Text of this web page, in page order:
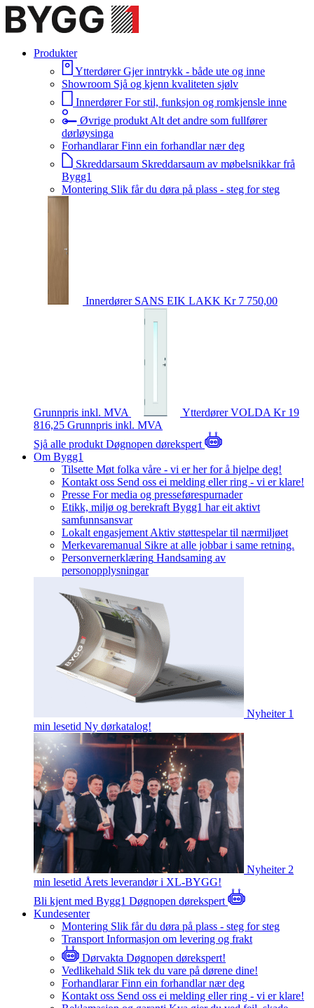
Produkter
Ytterdører Gjer inntrykk - både ute og inne
Showroom Sjå og kjenn kvaliteten sjølv
Innerdører For stil, funksjon og romkjensle inne
Øvrige produkt Alt det andre som fullfører
dørløysinga
Forhandlarar Finn ein forhandlar nær deg
Skreddarsaum Skreddarsaum av møbelsnikkar frå
Bygg1
Montering Slik får du døra på plass - steg for steg
Innerdører SANS EIK LAKK Kr 7 750,00
Grunnpris inkl. MVA YtterdørerVOLDA Kr 19
816,25 Grunnpris inkl. MVA
Sjå alle produkt Døgnopen dørekspert
Om Bygg1
Tilsette Møt folka våre - vi er her for å hjelpe deg!
Kontakt oss Send oss ei melding eller ring - vi er klare!
Presse For media og presseførespurnader
Etikk, miljø og berekraft Bygg1 har eit aktivt
samfunnsansvar
Lokalt engasjement Aktiv støttespelar til nærmiljøet
Merkevaremanual Sikre at alle jobbar i same retning.
Personvernerklæring Handsaming av
personopplysningar
Nyheiter 1
min lesetid Ny dørkatalog!
Nyheiter 2
min lesetid Årets leverandør i XL-BYGG!
Bli kjent med Bygg1 Døgnopen dørekspert
Kundesenter
Montering Slik får du døra på plass - steg for steg
Transport Informasjon om levering og frakt
Dørvakta Døgnopen dørekspert!
Vedlikehald Slik tek du vare på dørene dine!
Forhandlarar Finn ein forhandlar nær deg
Kontakt oss Send oss ei melding eller ring - vi er klare!